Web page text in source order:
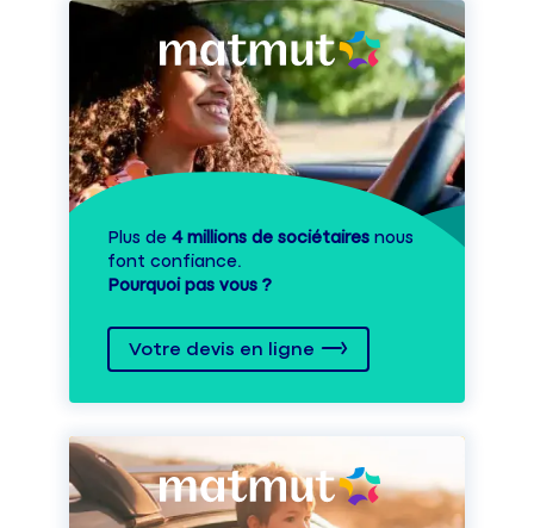
Plus de 4 millions de sociétaires nous
font confiance.
Pourquoi pas vous ?
Votre devis en ligne